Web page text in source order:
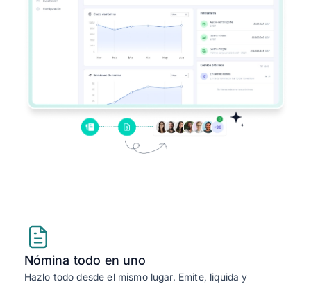
Nómina todo en uno
Hazlo todo desde el mismo lugar. Emite, liquida y